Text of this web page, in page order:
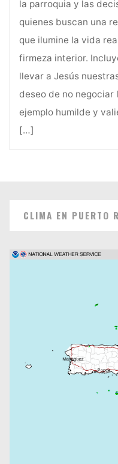
la parroquia y las
quienes buscan una
que ilumine la vida
firmeza interior.
llevar a Jesús
deseo de no negociar
ejemplo humilde y
[…]
CLIMA EN PUERTO